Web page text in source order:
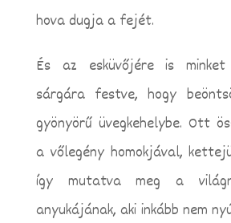
hova dugja a fejét.
És az esküvőjére is
sárgára festve, hogy
gyönyörű üvegkehelybe. Ott
a vőlegény homokjával,
így mutatva meg a
anyukájának, aki inkább nem